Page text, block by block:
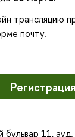
трансляцию
почту.
Регистрация
бульвар 11,